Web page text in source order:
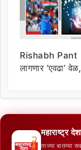
Rishabh Pant |
लागणार ‘एवढा’
महाराष्ट्र
ताज्या